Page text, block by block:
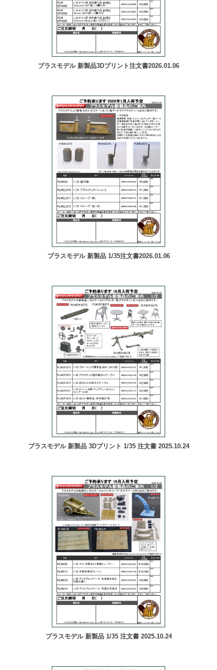
プラスモデル 新製品3Dプリント注文書2026.01.06
プラスモデル 新製品 1/35注文書2026.01.06
プラスモデル 新製品 3Dプリント 1/35 注文書 2025.10.24
プラスモデル 新製品 1/35 注文書 2025.10.24